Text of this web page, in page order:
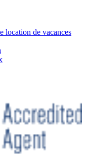
location de vacances